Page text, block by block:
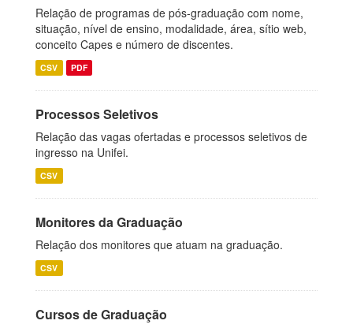
Relação de programas de pós-graduação com nome,
situação, nível de ensino, modalidade, área, sítio web,
conceito Capes e número de discentes.
CSV PDF
Processos Seletivos
Relação das vagas ofertadas e processos seletivos de
ingresso na Unifei.
CSV
Monitores da Graduação
Relação dos monitores que atuam na graduação.
CSV
Cursos de Graduação